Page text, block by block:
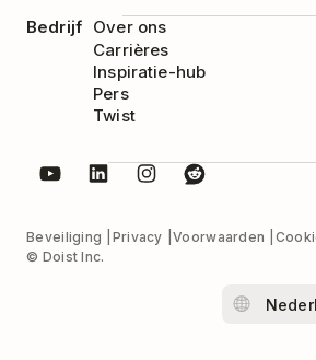
Bedrijf Over ons
Carrières
Inspiratie-hub
Pers
Twist
Beveiliging Privacy Voorwaarden
© Doist Inc.